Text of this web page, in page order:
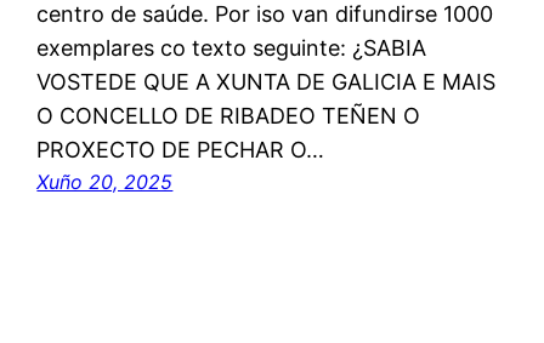
centro de saúde. Por iso van difundirse 1000
exemplares co texto seguinte: ¿SABIA
VOSTEDE QUE A XUNTA DE GALICIA E MAIS
O CONCELLO DE RIBADEO TEÑEN O
PROXECTO DE PECHAR O…
Xuño 20, 2025